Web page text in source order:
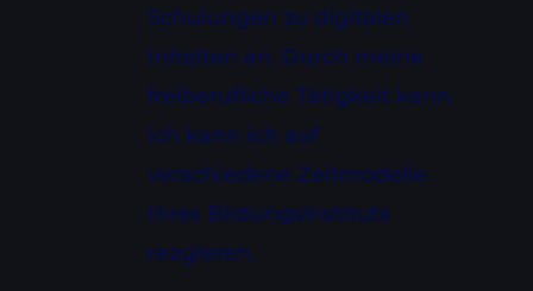
Schulungen zu digitalen
Inhalten an. Durch meine
freiberufliche Tätigkeit kann
ich kann ich auf
verschiedene Zeitmodelle
Ihres Bildungsinstituts
reagieren.